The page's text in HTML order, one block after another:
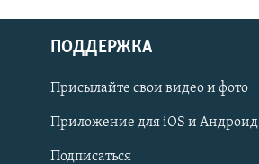
Українською
Qırımtatar
ПОДДЕРЖКА
Присылайте свои видео и фото
Приложение для iOS и Андроид
Подписаться